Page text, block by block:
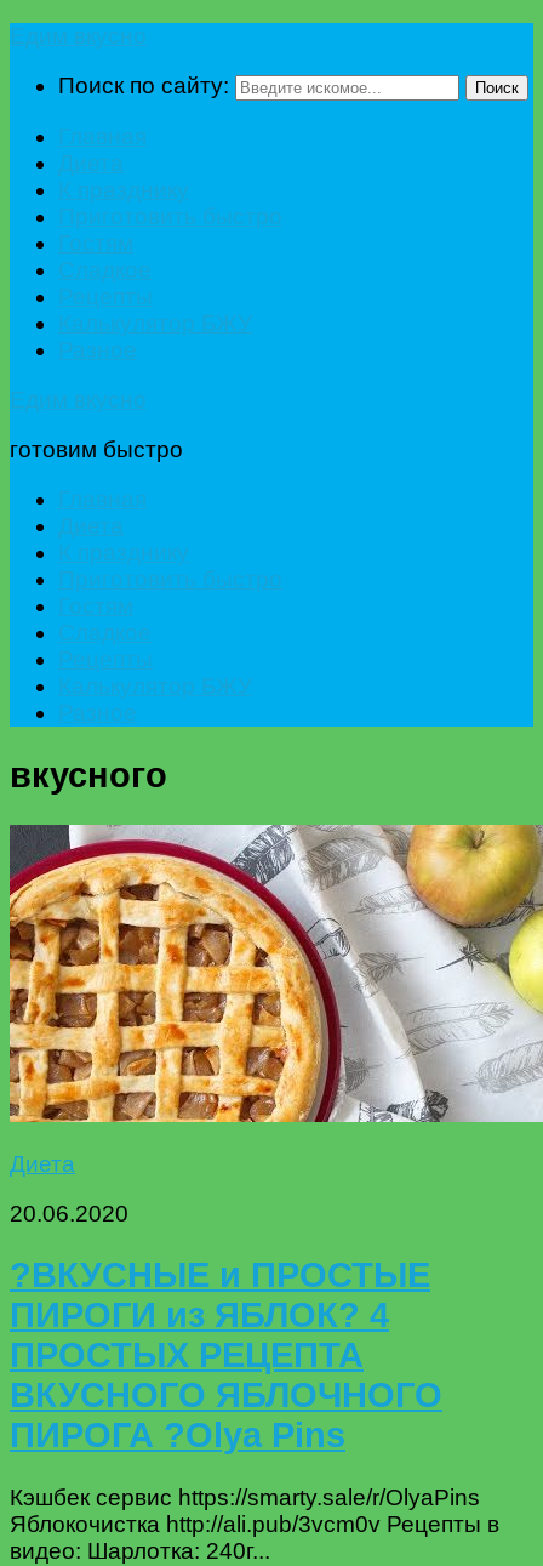
Поиск по сайту:
Поиск
готовим быстро
вкусного
Диета
20.06.2020
?ВКУСНЫЕ и ПРОСТЫЕ
ПИРОГИ из ЯБЛОК? 4
ПРОСТЫХ РЕЦЕПТА
ВКУСНОГО ЯБЛОЧНОГО
ПИРОГА ?Olya Pins
Кэшбек сервис https://smarty.sale/r/OlyaPins
Яблокочистка http://ali.pub/3vcm0v Рецепты в
видео: Шарлотка: 240г...